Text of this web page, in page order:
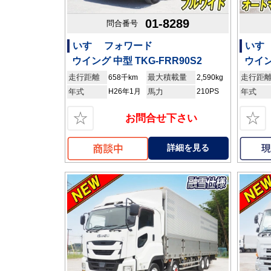
問合番号 01-8289
いすゞ フォワード
ウイング 中型 TKG-FRR90S2
走行距離 658千km 最大積載量 2,590kg
年式 H26年1月 馬力 210PS
☆ お問合せ下さい
詳細を見る
いす
ウイ
走行距
年式
☆